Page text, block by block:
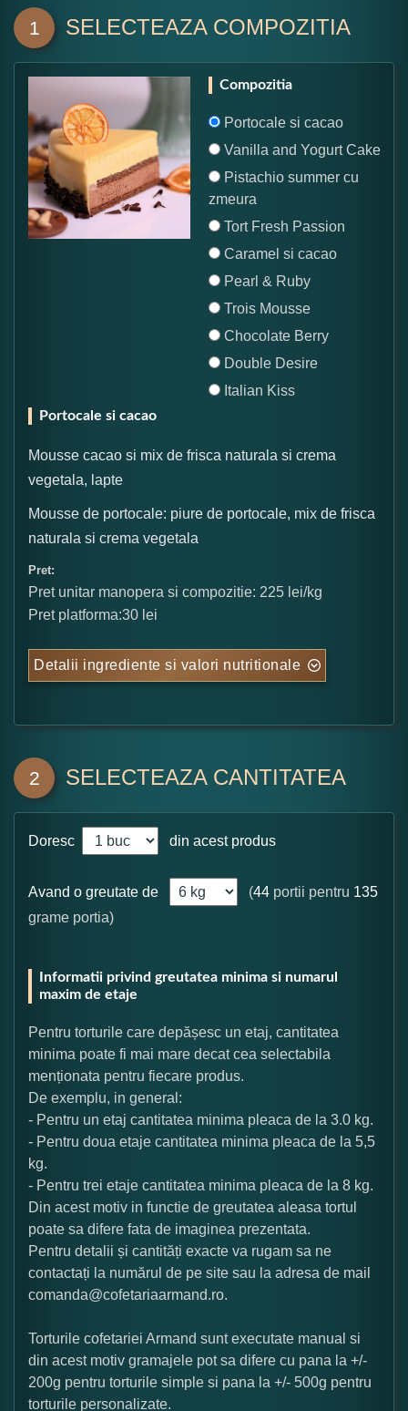
1 SELECTEAZA COMPOZITIA
Compozitia
Portocale si cacao
Vanilla and Yogurt Cake
Pistachio summer cu
zmeura
Tort Fresh Passion
Caramel si cacao
Pearl & Ruby
Trois Mousse
Chocolate Berry
Double Desire
Italian Kiss
Portocale si cacao
Mousse cacao si mix de frisca naturala si crema
vegetala, lapte
Mousse de portocale: piure de portocale, mix de frisca
naturala si crema vegetala
Pret:
Pret unitar manopera si compozitie: 225 lei/kg
Pret platforma:30 lei
Detalii ingrediente si valori nutritionale
2 SELECTEAZA CANTITATEA
Doresc din acest produs
Avand o greutate de (44 portii pentru 135
grame portia)
Informatii privind greutatea minima si numarul
maxim de etaje
Pentru torturile care depășesc un etaj, cantitatea
minima poate fi mai mare decat cea selectabila
menționata pentru fiecare produs.
De exemplu, in general:
- Pentru un etaj cantitatea minima pleaca de la 3.0 kg.
- Pentru doua etaje cantitatea minima pleaca de la 5,5
kg.
- Pentru trei etaje cantitatea minima pleaca de la 8 kg.
Din acest motiv in functie de greutatea aleasa tortul
poate sa difere fata de imaginea prezentata.
Pentru detalii și cantități exacte va rugam sa ne
contactați la numărul de pe site sau la adresa de mail
comanda@cofetariaarmand.ro.
Torturile cofetariei Armand sunt executate manual si
din acest motiv gramajele pot sa difere cu pana la +/-
200g pentru torturile simple si pana la +/- 500g pentru
torturile personalizate.